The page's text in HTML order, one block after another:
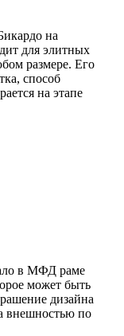
на
для элитных
размере. Его
способ
на этапе
в МФД раме
может быть
дизайна
внешностью по